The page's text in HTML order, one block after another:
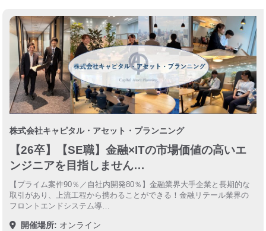
株式会社キャピタル・アセット・プランニング
【26卒】【SE職】金融×ITの市場価値の高いエ
ンジニアを目指しません…
【プライム案件90％／自社内開発80％】金融業界大手企業と長期的な
取引があり、上流工程から携わることができる！金融リテール業界の
フロントエンドシステム導…
開催場所: オンライン